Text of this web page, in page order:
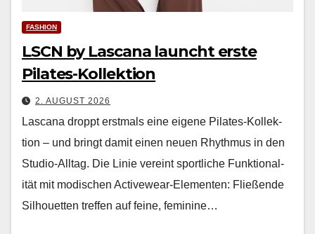
FASHION
LSCN by Lascana launcht erste
Pilates-Kollektion
2. AUGUST 2026
Las­cana droppt erst­mals eine eigene Pilates-Kollek­
tion – und bringt damit einen neuen Rhyth­mus in den
Stu­dio-All­t­ag. Die Lin­ie vere­int sportliche Funk­tion­al­
ität mit modis­chen Activewear-Ele­menten: Fließende
Sil­hou­et­ten tre­f­fen auf feine, fem­i­nine…